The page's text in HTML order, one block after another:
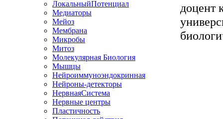
ЛокальныйПотенциал
Медиаторы
Мейоз
Мембрана
Микробы
Митоз
Молекулярная Биология
Мышцы
Нейроиммуноэндокринная
Нейроны-детекторы
НервнаяСистема
Нервные центры
Пластичность
доцент